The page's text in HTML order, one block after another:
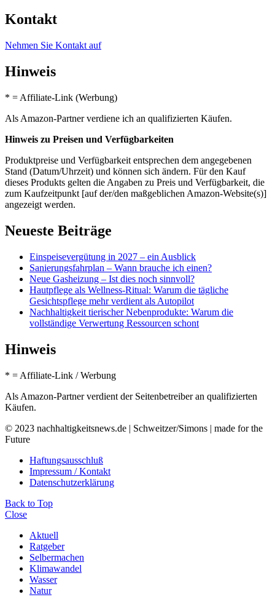
Kontakt
Nehmen Sie Kontakt auf
Hinweis
* = Affiliate-Link (Werbung)
Als Amazon-Partner verdiene ich an qualifizierten Käufen.
Hinweis zu Preisen und Verfügbarkeiten
Produktpreise und Verfügbarkeit entsprechen dem angegebenen
Stand (Datum/Uhrzeit) und können sich ändern. Für den Kauf
dieses Produkts gelten die Angaben zu Preis und Verfügbarkeit, die
zum Kaufzeitpunkt [auf der/den maßgeblichen Amazon-Website(s)]
angezeigt werden.
Neueste Beiträge
Einspeisevergütung in 2027 – ein Ausblick
Sanierungsfahrplan – Wann brauche ich einen?
Neue Gasheizung – Ist dies noch sinnvoll?
Hautpflege als Wellness-Ritual: Warum die tägliche
Gesichtspflege mehr verdient als Autopilot
Nachhaltigkeit tierischer Nebenprodukte: Warum die
vollständige Verwertung Ressourcen schont
Hinweis
* = Affiliate-Link / Werbung
Als Amazon-Partner verdient der Seitenbetreiber an qualifizierten
Käufen.
© 2023 nachhaltigkeitsnews.de | Schweitzer/Simons | made for the
Future
Haftungsausschluß
Impressum / Kontakt
Datenschutzerklärung
Back to Top
Close
Aktuell
Ratgeber
Selbermachen
Klimawandel
Wasser
Natur